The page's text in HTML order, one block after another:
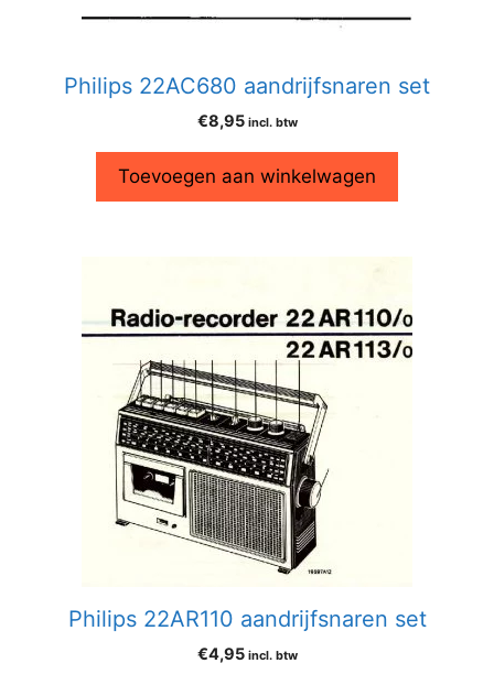
Philips 22AC680 aandrijfsnaren set
€8,95 incl. btw
Toevoegen aan winkelwagen
Philips 22AR110 aandrijfsnaren set
€4,95 incl. btw